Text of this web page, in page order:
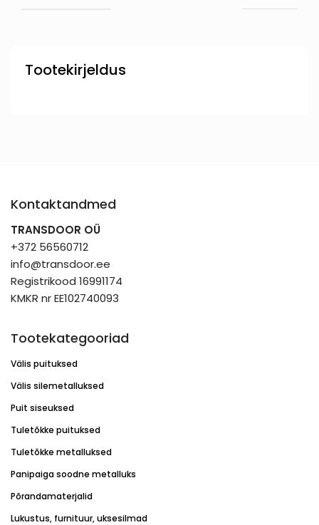
Tootekirjeldus
Kontaktandmed
TRANSDOOR OÜ
+372 56560712
info@transdoor.ee
Registrikood 16991174
KMKR nr EE102740093
Tootekategooriad
Välis puituksed
Välis silemetalluksed
Puit siseuksed
Tuletõkke puituksed
Tuletõkke metalluksed
Panipaiga soodne metalluks
Põrandamaterjalid
Lukustus, furnituur, uksesilmad